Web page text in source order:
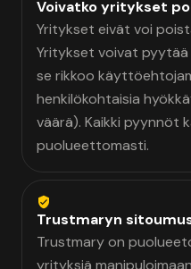
Voivatko yritykset
Yritykset eivät voi
Yritykset voivat
se rikkoo
henkilökohtaisia
väärä). Kaikki pyynnöt
puolueettomasti.
Trustmaryn
Trustmary on
yrityksiä